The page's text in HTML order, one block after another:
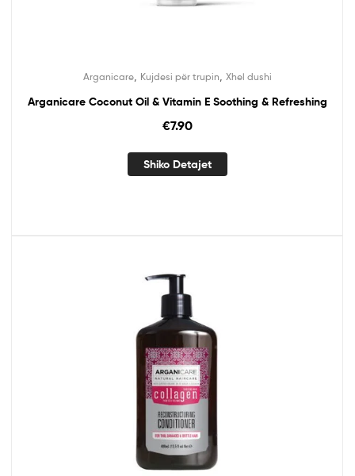
Arganicare, Kujdesi për trupin Xhel dushi
Arganicare Coconut Oil & Vitamin E Soothing & Refreshing
€7.90
Shiko Detajet